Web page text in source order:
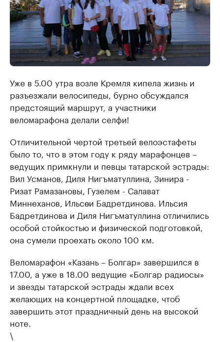
Уже в 5.00 утра возле Кремля кипела жизнь и
разъезжали велосипеды, бурно обсуждался
предстоящий маршрут, а участники
веломарафона делали селфи!
Отличительной чертой третьей велоэстафеты
было то, что в этом году к ряду марафонцев –
ведущих примкнули и певцы татарской эстрады:
Вил Усманов, Диля Нигъматуллина, Зинира -
Ризат Рамазановы, Гузелем - Салават
Миннеханов, Ильсөи Бадретдинова. Ильсия
Бадретдинова и Диля Нигъматуллина отличились
особой стойкостью и физической подготовкой,
она сумели проехать около 100 км.
Веломарафон «Казань – Болгар» завершился в
17.00, а уже в 18.00 ведущие «Болгар радиосы»
и звезды татарской эстрады ждали всех
желающих на концертной площадке, чтоб
завершить этот праздничный день на высокой
ноте.
\